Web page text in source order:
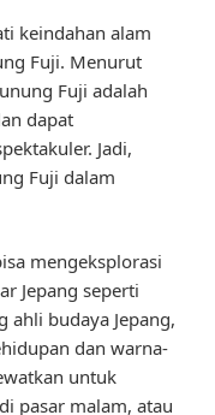
keindahan alam
Fuji. Menurut
Fuji adalah
dapat
Jadi,
Fuji dalam
mengeksplorasi
Jepang seperti
ahli budaya Jepang,
dan warna-
untuk
pasar malam, atau